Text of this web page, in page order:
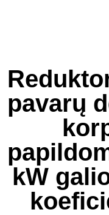
pavarų
kW